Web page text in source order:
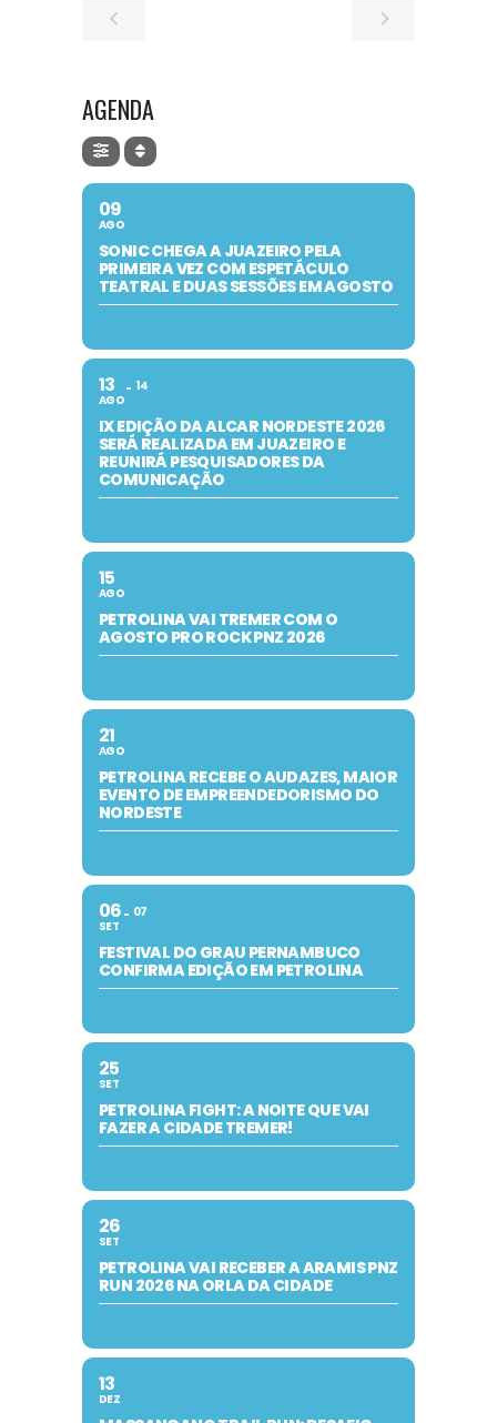
AGENDA
09
AGO
SONIC CHEGA A JUAZEIRO PELA
PRIMEIRA VEZ COM ESPETÁCULO
TEATRAL E DUAS SESSÕES EM AGOSTO
13
AGO
14
IX EDIÇÃO DA ALCAR NORDESTE 2026
SERÁ REALIZADA EM JUAZEIRO E
REUNIRÁ PESQUISADORES DA
COMUNICAÇÃO
15
AGO
PETROLINA VAI TREMER COM O
AGOSTO PRO ROCK PNZ 2026
21
AGO
PETROLINA RECEBE O AUDAZES, MAIOR
EVENTO DE EMPREENDEDORISMO DO
NORDESTE
06
SET
07
FESTIVAL DO GRAU PERNAMBUCO
CONFIRMA EDIÇÃO EM PETROLINA
25
SET
PETROLINA FIGHT: A NOITE QUE VAI
FAZER A CIDADE TREMER!
26
SET
PETROLINA VAI RECEBER A ARAMIS PNZ
RUN 2026 NA ORLA DA CIDADE
13
DEZ